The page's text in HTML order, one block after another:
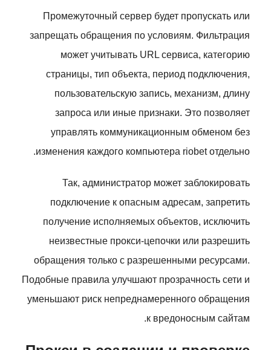
Промежуточный сервер будет пропускать или
запрещать обращения по условиям. Фильтрация
может учитывать URL сервиса, категорию
страницы, тип объекта, период подключения,
пользовательскую запись, механизм, длину
запроса или иные признаки. Это позволяет
управлять коммуникационным обменом без
изменения каждого компьютера riobet отдельно.
Так, администратор может заблокировать
подключение к опасным адресам, запретить
получение исполняемых объектов, исключить
неизвестные прокси-цепочки или разрешить
обращения только с разрешенными ресурсами.
Подобные правила улучшают прозрачность сети и
уменьшают риск непреднамеренного обращения
к вредоносным сайтам.